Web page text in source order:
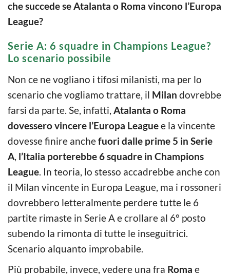
che succede se Atalanta o Roma vincono l’Europa
League?
Serie A: 6 squadre in Champions League?
Lo scenario possibile
Non ce ne vogliano i tifosi milanisti, ma per lo
scenario che vogliamo trattare, il Milan dovrebbe
farsi da parte. Se, infatti, Atalanta o Roma
dovessero vincere l’Europa Leaguee la vincente
dovesse finire anchefuori dalle prime 5 in Serie
A, l’Italia porterebbe 6 squadre in Champions
League. In teoria, lo stesso accadrebbe anche con
il Milan vincente in Europa League, ma i rossoneri
dovrebbero letteralmente perdere tutte le 6
partite rimaste in Serie A e crollare al 6° posto
subendo la rimonta di tutte le inseguitrici.
Scenario alquanto improbabile.
Più probabile, invece, vedere una fra Roma e